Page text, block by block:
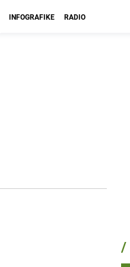
INFOGRAFIKE RADIO
/